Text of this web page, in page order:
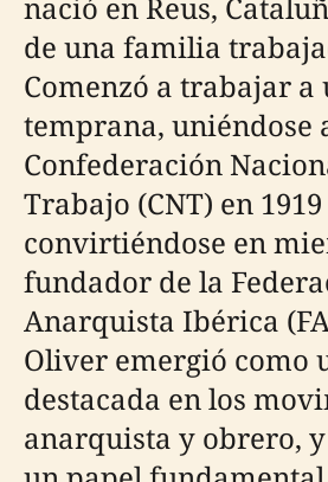
de una familia
Comenzó a trabajar a
temprana, uniéndose
Confederación
Trabajo (CNT) en
convirtiéndose en
fundador de la
Anarquista Ibérica
Oliver emergió como
destacada en los
anarquista y obrero,